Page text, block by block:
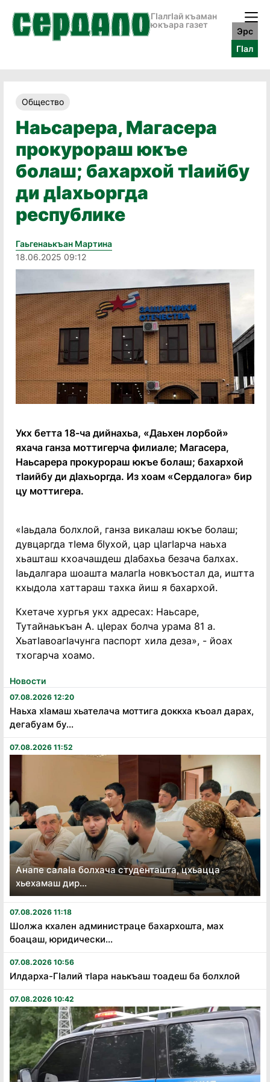
ГӀалгӀай къаман
юкъара газет
Эрс
ГӀал
Новости
07.08.2026 12:20
Наьха хӏамаш хьателача моттига доккха къоал дарах,
дегабуам бу...
07.08.2026 11:52
Анапе салаӏа болхача студенташта, цхьацца
хьехамаш дир...
07.08.2026 11:18
Шолжа кхален администраце бахархошта, мах
боацаш, юридически...
07.08.2026 10:56
Илдарха-Гӏалий тӏара наькъаш тоадеш ба болхлой
07.08.2026 10:42
Общество
Наьсарера, Магасера
прокурораш юкъе
болаш; бахархой тӀаийбу
ди дӀахьоргда
республике
Гаьгенаькъан Мартина
18.06.2025 09:12
Укх бетта 18-ча дийнахьа, «Даьхен лорбой»
яхача ганза моттигерча филиале; Магасера,
Наьсарера прокурораш юкъе болаш; бахархой
тӀаийбу ди дӀахьоргда. Из хоам «Сердалога» бир
цу моттигера.
«Ӏаьдала болхлой, ганза викалаш юкъе болаш;
дувцаргда тӀема бӀухой, цар цӀагӀарча наьха
хьашташ кхоачашдеш дӀабахьа безача балхах.
Ӏаьдалгара шоашта малагӀа новкъостал да, иштта
кхыдола хаттараш тахка йиш я бахархой.
Кхетаче хургья укх адресах: Наьсаре,
Тутайнаькъан А. цӀерах болча урама 81 а.
ХьатӀавоагӀачунга паспорт хила деза», - йоах
тхогарча хоамо.